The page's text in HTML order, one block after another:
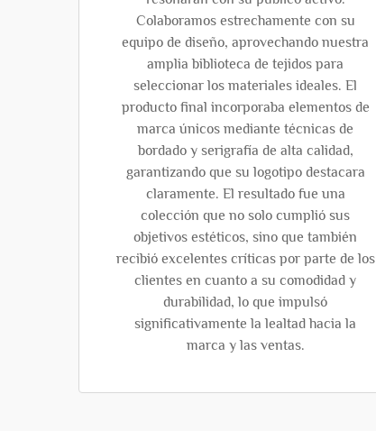
Colaboramos estrechamente con su
equipo de diseño, aprovechando nuestra
amplia biblioteca de tejidos para
seleccionar los materiales ideales. El
producto final incorporaba elementos de
marca únicos mediante técnicas de
bordado y serigrafía de alta calidad,
garantizando que su logotipo destacara
claramente. El resultado fue una
colección que no solo cumplió sus
objetivos estéticos, sino que también
recibió excelentes críticas por parte de los
clientes en cuanto a su comodidad y
durabilidad, lo que impulsó
significativamente la lealtad hacia la
marca y las ventas.